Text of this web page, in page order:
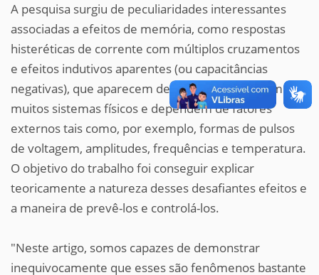
A pesquisa surgiu de peculiaridades interessantes
associadas a efeitos de memória, como respostas
histeréticas de corrente com múltiplos cruzamentos
e efeitos indutivos aparentes (ou capacitâncias
negativas), que aparecem de maneira natural em
muitos sistemas físicos e dependem de fatores
externos tais como, por exemplo, formas de pulsos
de voltagem, amplitudes, frequências e temperatura.
O objetivo do trabalho foi conseguir explicar
teoricamente a natureza desses desafiantes efeitos e
a maneira de prevê-los e controlá-los.
"Neste artigo, somos capazes de demonstrar
inequivocamente que esses são fenômenos bastante